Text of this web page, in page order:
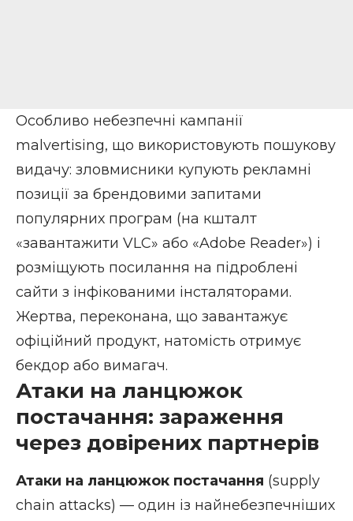
Особливо небезпечні кампанії
malvertising, що використовують пошукову
видачу: зловмисники купують рекламні
позиції за брендовими запитами
популярних програм (на кшталт
«завантажити VLC» або «Adobe Reader») і
розміщують посилання на підроблені
сайти з інфікованими інсталяторами.
Жертва, переконана, що завантажує
офіційний продукт, натомість отримує
бекдор або вимагач.
Атаки на ланцюжок
постачання: зараження
через довірених партнерів
Атаки на ланцюжок постачання (supply
chain attacks) — один із найнебезпечніших